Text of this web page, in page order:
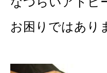
お困りではあり